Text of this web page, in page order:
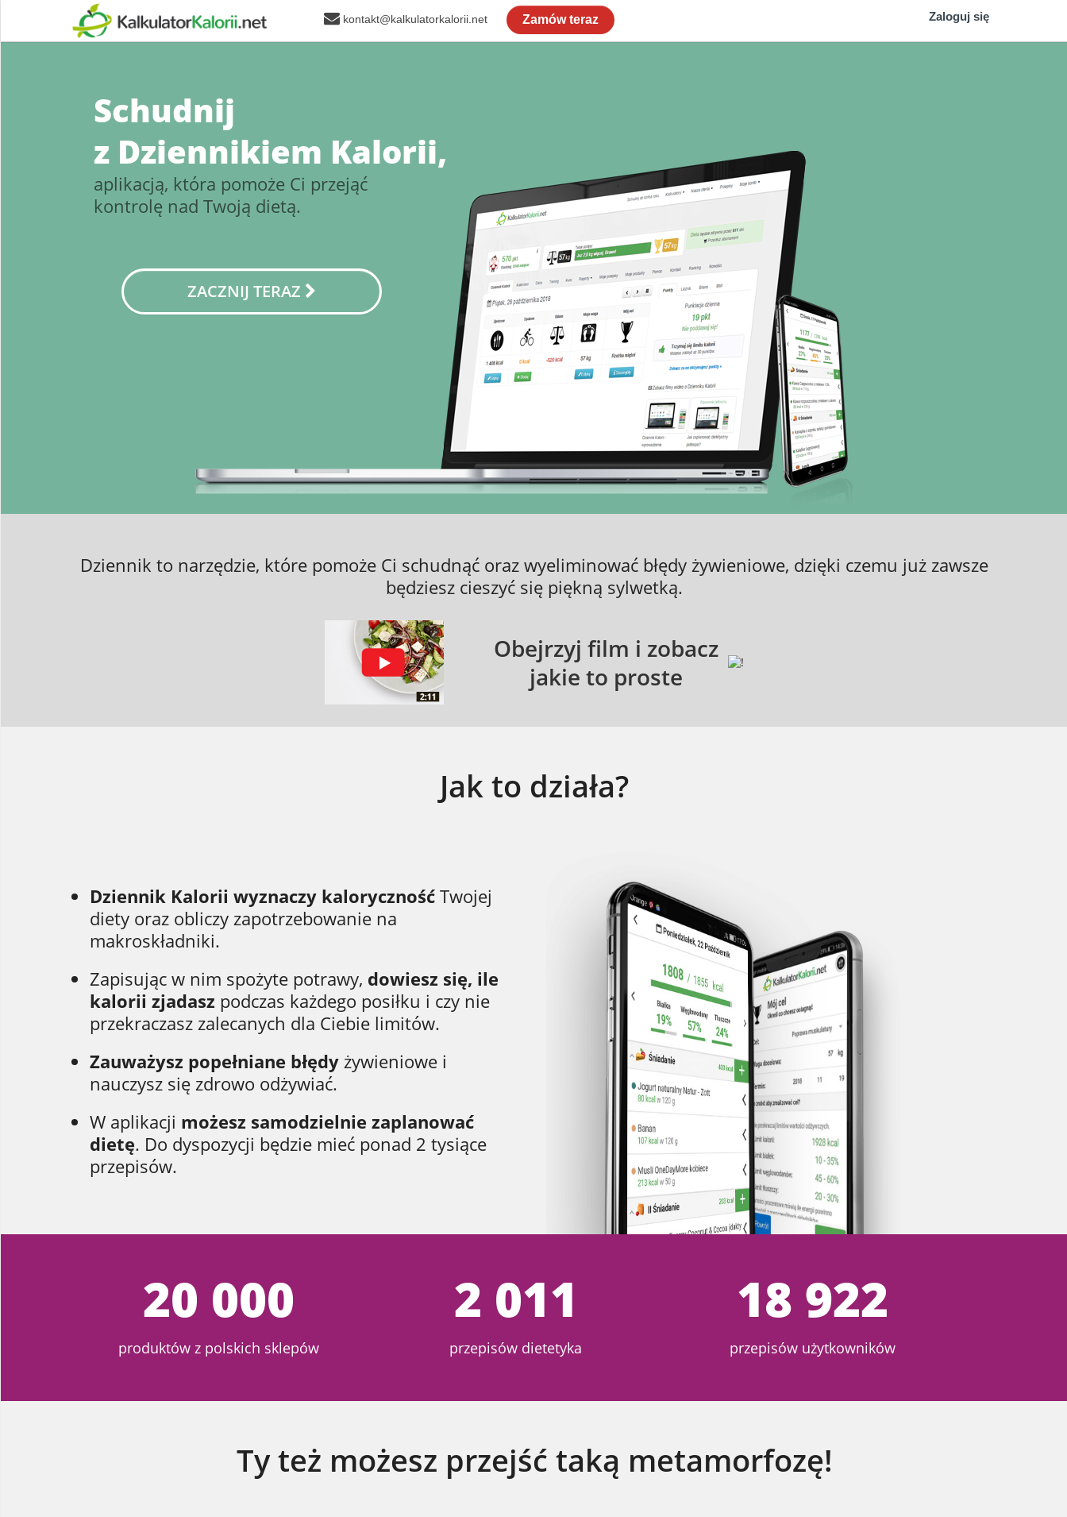
kontakt@kalkulatorkalorii.net Zamów teraz Zaloguj się
Schudnij
z Dziennikiem Kalorii,
aplikacją, która pomoże Ci przejąć
kontrolę nad Twoją dietą.
ZACZNIJ TERAZ
Dziennik to narzędzie, które pomoże Ci schudnąć oraz wyeliminować błędy żywieniowe, dzięki czemu już zawsze
będziesz cieszyć się piękną sylwetką.
Obejrzyj film i zobacz
jakie to proste
Jak to działa?
Dziennik Kalorii wyznaczy kaloryczność Twojej
diety oraz obliczy zapotrzebowanie na
makroskładniki.
Zapisując w nim spożyte potrawy, dowiesz się, ile
kalorii zjadasz podczas każdego posiłku i czy nie
przekraczasz zalecanych dla Ciebie limitów.
Zauważysz popełniane błędy żywieniowe i
nauczysz się zdrowo odżywiać.
W aplikacji możesz samodzielnie zaplanować
dietę. Do dyspozycji będzie mieć ponad 2 tysiące
przepisów.
20 000
produktów z polskich sklepów
2 011
przepisów dietetyka
18 922
przepisów użytkowników
Ty też możesz przejść taką metamorfozę!